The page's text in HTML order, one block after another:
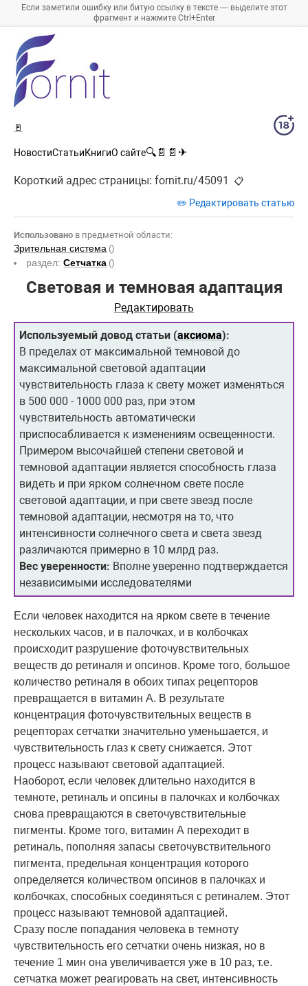
Если заметили ошибку или битую ссылку в тексте — выделите этот
фрагмент и нажмите Ctrl+Enter
🚪
НовостиСтатьиКнигиО сайте🔍 📄 📄 ✈
Короткий адрес страницы: fornit.ru/45091
📋
✏️ Редактировать статью
Использовано в предметной области:
Зрительная система ()
раздел:Сетчатка ()
Световая и темновая адаптация
Редактировать
Используемый довод статьи (аксиома):
В пределах от максимальной темновой до
максимальной световой адаптации
чувствительность глаза к свету может изменяться
в 500 000 - 1000 000 раз, при этом
чувствительность автоматически
приспосабливается к изменениям освещенности.
Примером высочайшей степени световой и
темновой адаптации является способность глаза
видеть и при ярком солнечном свете после
световой адаптации, и при свете звезд после
темновой адаптации, несмотря на то, что
интенсивности солнечного света и света звезд
различаются примерно в 10 млрд раз.
Вес уверенности: Вполне уверенно подтверждается
независимыми исследователями
Если человек находится на ярком свете в течение
нескольких часов, и в палочках, и в колбочках
происходит разрушение фоточувствительных
веществ до ретиналя и опсинов. Кроме того, большое
количество ретиналя в обоих типах рецепторов
превращается в витамин А. В результате
концентрация фоточувствительных веществ в
рецепторах сетчатки значительно уменьшается, и
чувствительность глаз к свету снижается. Этот
процесс называют световой адаптацией.
Наоборот, если человек длительно находится в
темноте, ретиналь и опсины в палочках и колбочках
снова превращаются в светочувствительные
пигменты. Кроме того, витамин А переходит в
ретиналь, пополняя запасы светочувствительного
пигмента, предельная концентрация которого
определяется количеством опсинов в палочках и
колбочках, способных соединяться с ретиналем. Этот
процесс называют темновой адаптацией.
Сразу после попадания человека в темноту
чувствительность его сетчатки очень низкая, но в
течение 1 мин она увеличивается уже в 10 раз, т.е.
сетчатка может реагировать на свет, интенсивность